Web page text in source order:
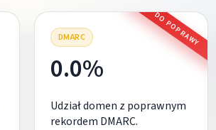
DMARC DO POPRAWY
0.0%
Udział domen z poprawnym
rekordem DMARC.